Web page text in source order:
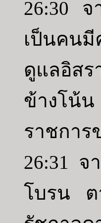
26:30 จ
เป็นคน
ดูแลอิสร
ข้างโน้น
ราชการ
26:31 จ
โบรน ต